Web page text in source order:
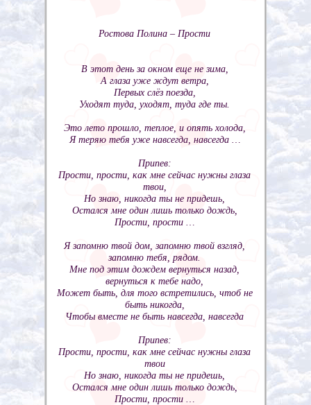
Ростова Полина – Прости
В этот день за окном еще не зима,
А глаза уже ждут ветра,
Первых слёз поезда,
Уходят туда, уходят, туда где ты.
Это лето прошло, теплое, и опять холода,
Я теряю тебя уже навсегда, навсегда …
Припев:
Прости, прости, как мне сейчас нужны глаза
твои,
Но знаю, никогда ты не придешь,
Остался мне один лишь только дождь,
Прости, прости …
Я запомню твой дом, запомню твой взгляд,
запомню тебя, рядом.
Мне под этим дождем вернуться назад,
вернуться к тебе надо,
Может быть, для того встретились, чтоб не
быть никогда,
Чтобы вместе не быть навсегда, навсегда
Припев:
Прости, прости, как мне сейчас нужны глаза
твои
Но знаю, никогда ты не придешь,
Остался мне один лишь только дождь,
Прости, прости …